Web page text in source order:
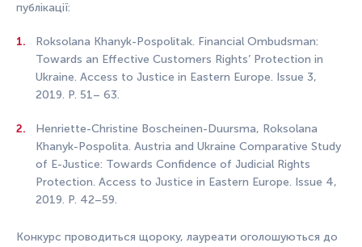
публікації:
Roksolana Khanyk-Pospolitak. Financial Ombudsman:
Towards an Effective Customers Rights’ Protection in
Ukraine. Access to Justice in Eastern Europe. Issue 3,
2019. P. 51– 63.
Henriette-Christine Boscheinen-Duursma, Roksolana
Khanyk-Pospolita. Austria and Ukraine Comparative Study
of E-Justice: Towards Confidence of Judicial Rights
Protection. Access to Justice in Eastern Europe. Issue 4,
2019. P. 42–59.
Конкурс проводиться щороку, лауреати оголошуються до